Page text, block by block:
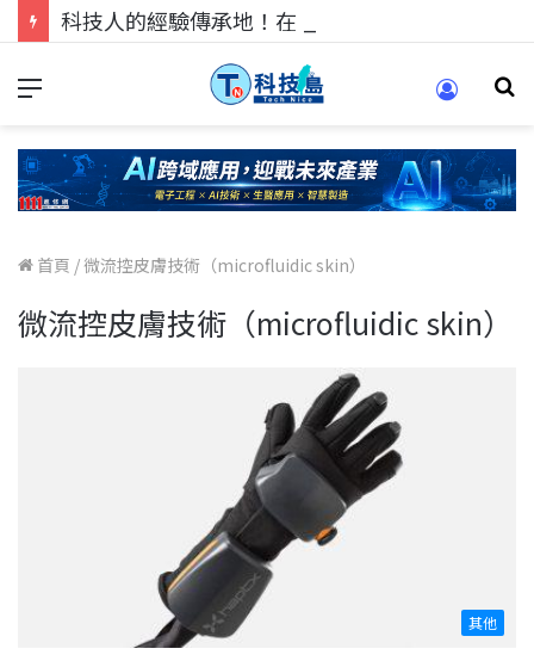
首頁 /微流控皮膚技術（microfluidic skin）
微流控皮膚技術（microfluidic skin）
其他